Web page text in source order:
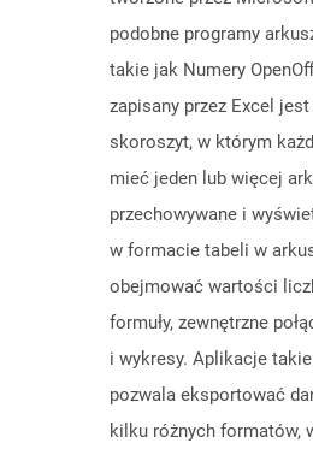
podobne programy
takie jak Numery
zapisany przez Excel
skoroszyt, w którym
mieć jeden lub więcej
przechowywane i
w formacie tabeli w
obejmować wartości
formuły, zewnętrzne
i wykresy. Aplikacje
pozwala eksportować
kilku różnych formatów,